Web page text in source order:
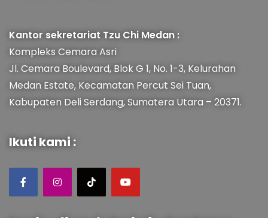
Kantor sekretariat Tzu Chi Medan :
Kompleks Cemara Asri
Jl. Cemara Boulevard, Blok G 1, No. 1-3, Kelurahan
Medan Estate, Kecamatan Percut Sei Tuan,
Kabupaten Deli Serdang, Sumatera Utara – 20371.
Ikuti kami :